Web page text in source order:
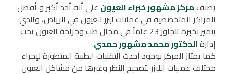
يصنفمركز مشهور خبراء العيون على أنه أحد أكبر و أفضل
المراكز المتخصصية في عمليات ليزر العيون في الرياض، والذي
يتميز بخبرة تتجاوز 23 عاماً في مجال طب وجراحة العيون تحت
إدارةالدكتور محمد مشهور حمدي.
كما يمتاز المركز بوجود أحدث التقنيات الطبية المتطورة لإجراء
مختلف عمليات الليزر لتصحيح النظر وغيرها من مشاكل العيون